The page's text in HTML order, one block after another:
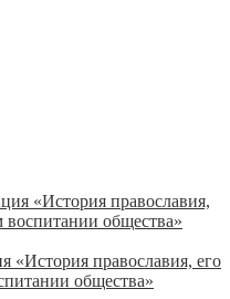
«История православия, его
общества»